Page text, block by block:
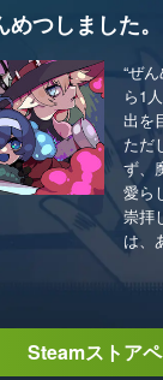
つしました。
“ぜ
ら1
出を
ただ
ず、
愛ら
崇拝
は、
Steamストア